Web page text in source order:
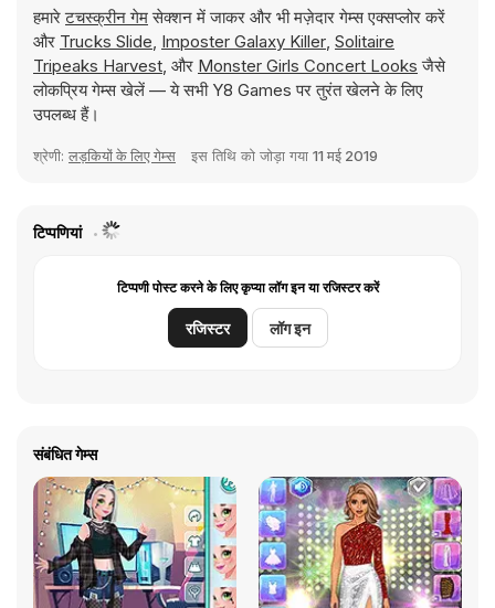
हमारेटचस्क्रीन गेमसेक्शन में जाकर और भी मज़ेदार गेम्स एक्सप्लोर करें
और Trucks Slide, Imposter Galaxy Killer, Solitaire
Tripeaks Harvest, और Monster Girls Concert Looks जैसे
लोकप्रिय गेम्स खेलें — ये सभी Y8 Games पर तुरंत खेलने के लिए
उपलब्ध हैं।
श्रेणी: लड़कियों के लिए गेम्स इस तिथि को जोड़ा गया 11 मई 2019
टिप्पणियां
टिप्पणी पोस्ट करने के लिए कृप्या लॉग इन या रजिस्टर करें
रजिस्टर लॉग इन
संबंधित गेम्स